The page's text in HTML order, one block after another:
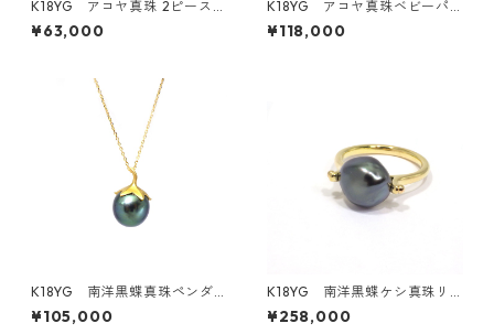
K18YG アコヤ真珠 2ピースペ
ンダントトップ（KR80311）
¥63,000
K18YG アコヤ真珠ベビーパ
ールネックレス 5ピース 3.
0－3.5ｍｍ（KR60932）
¥118,000
K18YG 南洋黒蝶真珠ペンダ
ントトップ《賀茂なす》（KR8
0405）
¥105,000
K18YG 南洋黒蝶ケシ真珠リ
ング（KR61129）
¥258,000